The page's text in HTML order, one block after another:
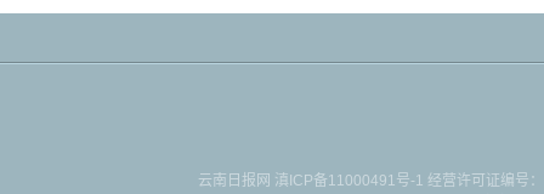
云南日报网 滇ICP备11000491号-1 经营许可证编号